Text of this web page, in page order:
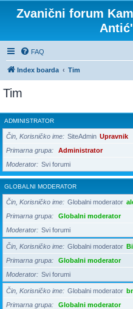
Zvanični forum
FAQ
Index boarda Tim
Tim
ADMINISTRATOR
Čin, Korisničko ime SiteAdmin Upravnik
Primarna grupa
Administrator
Moderator
Svi forumi
GLOBALNI MODERATOR
Čin, Korisničko ime Globalni moderator
Primarna grupa
Globalni moderator
Moderator
Svi forumi
Čin, Korisničko ime Globalni moderator
Primarna grupa
Globalni moderator
Moderator
Svi forumi
Čin, Korisničko ime Globalni moderator
Primarna grupa
Globalni moderator